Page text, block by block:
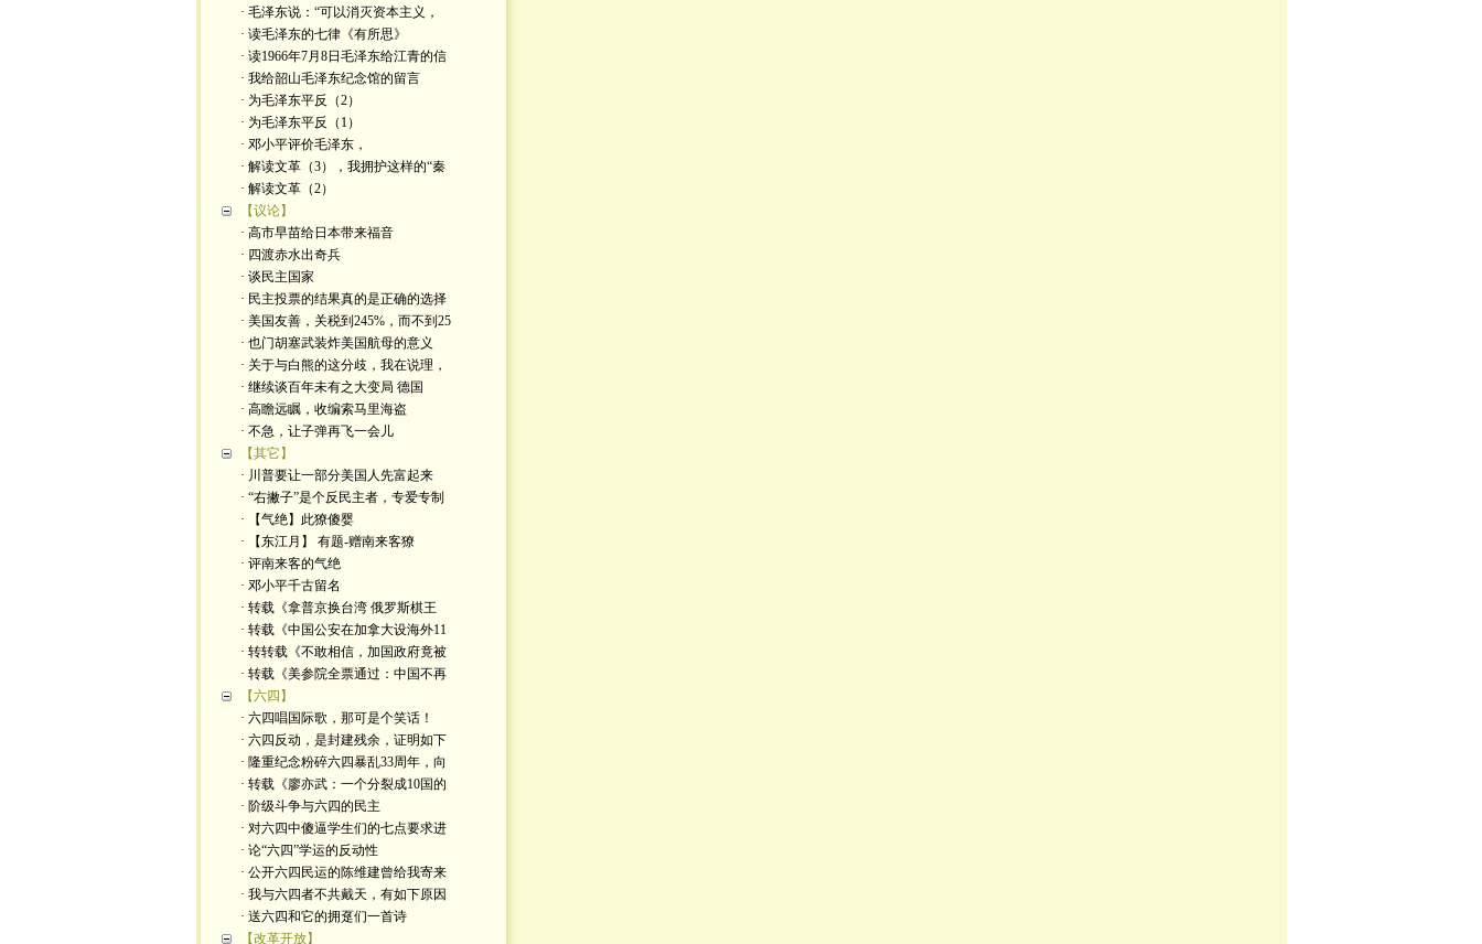
· 毛泽东说：“可以消灭资本主义，
· 读毛泽东的七律《有所思》
· 读1966年7月8日毛泽东给江青的信
· 我给韶山毛泽东纪念馆的留言
· 为毛泽东平反（2）
· 为毛泽东平反（1）
· 邓小平评价毛泽东，
· 解读文革（3），我拥护这样的“秦
· 解读文革（2）
【议论】
· 高市早苗给日本带来福音
· 四渡赤水出奇兵
· 谈民主国家
· 民主投票的结果真的是正确的选择
· 美国友善，关税到245%，而不到25
· 也门胡塞武装炸美国航母的意义
· 关于与白熊的这分歧，我在说理，
· 继续谈百年未有之大变局 德国
· 高瞻远瞩，收编索马里海盗
· 不急，让子弹再飞一会儿
【其它】
· 川普要让一部分美国人先富起来
· “右撇子”是个反民主者，专爱专制
· 【气绝】此獠傻婴
· 【东江月】 有题-赠南来客獠
· 评南来客的气绝
· 邓小平千古留名
· 转载《拿普京换台湾 俄罗斯棋王
· 转载《中国公安在加拿大设海外11
· 转转载《不敢相信，加国政府竟被
· 转载《美参院全票通过：中国不再
【六四】
· 六四唱国际歌，那可是个笑话！
· 六四反动，是封建残余，证明如下
· 隆重纪念粉碎六四暴乱33周年，向
· 转载《廖亦武：一个分裂成10国的
· 阶级斗争与六四的民主
· 对六四中傻逼学生们的七点要求进
· 论“六四”学运的反动性
· 公开六四民运的陈维建曾给我寄来
· 我与六四者不共戴天，有如下原因
· 送六四和它的拥趸们一首诗
【改革开放】